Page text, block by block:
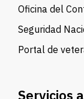
Oficina del
Seguridad
Portal de
Servicios